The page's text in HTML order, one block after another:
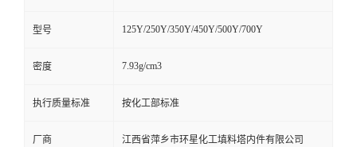
型号 125Y/250Y/350Y/450Y/500Y/700Y
密度 7.93g/cm3
执行质量标准 按化工部标准
厂商 江西省萍乡市环星化工填料塔内件有限公司